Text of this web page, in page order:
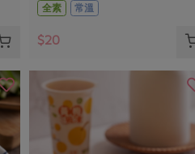
全素
常溫
$20